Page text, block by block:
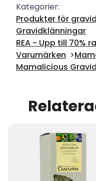
Kategorier:
Produkter för
Gravidklänningar
REA - Upp till 70%
Varumärken
Mamalicious